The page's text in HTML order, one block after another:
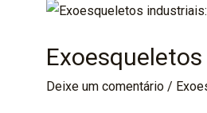
Deixe um comentário /
Exoesqueletos
a
nova